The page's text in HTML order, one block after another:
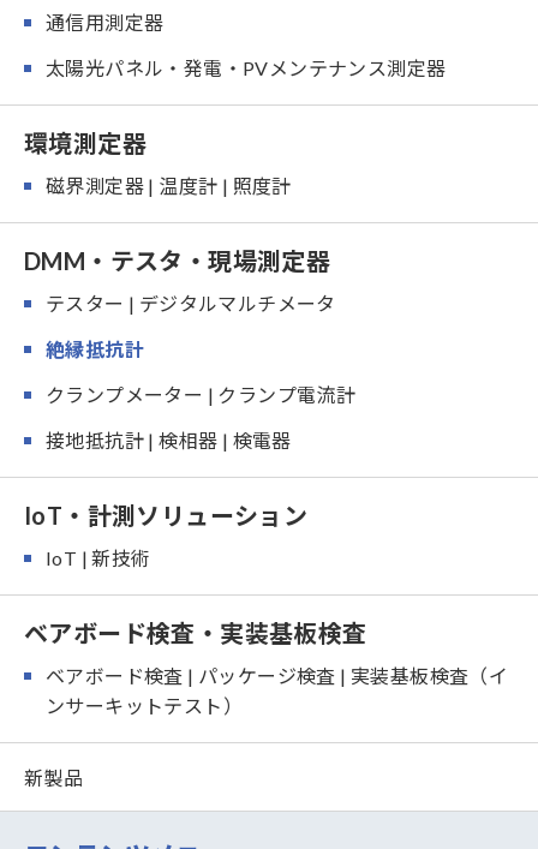
通信用測定器
太陽光パネル・発電・PVメンテナンス測定器
環境測定器
磁界測定器 | 温度計 | 照度計
DMM・テスタ・現場測定器
テスター | デジタルマルチメータ
絶縁抵抗計
クランプメーター | クランプ電流計
接地抵抗計 | 検相器 | 検電器
IoT・計測ソリューション
IoT | 新技術
ベアボード検査・実装基板検査
ベアボード検査 | パッケージ検査 | 実装基板検査（イ
ンサーキットテスト）
新製品